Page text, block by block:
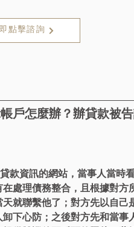
戶怎麼辦？辦貸款被
款資訊的網站，當事人當
處理債務整合，且根據對
就聯繫他了；對方先以自
下心防；之後對方先和當
點擊諮詢